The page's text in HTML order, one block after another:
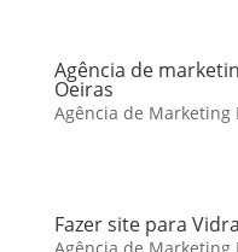
Agência de
Oeiras
Agência de Marketing
Fazer site para